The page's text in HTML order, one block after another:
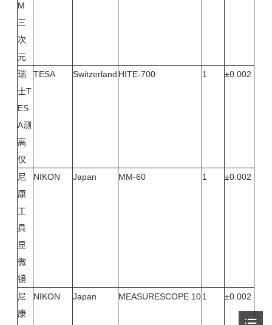
M
三
次
元
瑞
士T
ES
A测
高
仪
TESA Switzerland HITE-700 1 ±0.002
尼
康
工
具
显
微
镜
NIKON Japan MM-60 1 ±0.002
尼
康
NIKON Japan MEASURESCOPE 101 ±0.002